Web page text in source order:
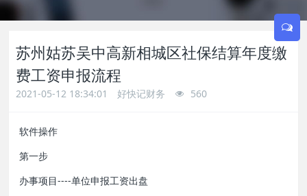
苏州姑苏吴中高新相城区社保结算年度缴
费工资申报流程
2021-05-12 18:34:01 好快记财务 560
软件操作
第一步
办事项目----单位申报工资出盘